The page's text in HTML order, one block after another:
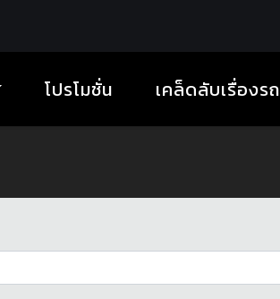
โปรโมชั่น เคล็ดลับเรื่องรถ